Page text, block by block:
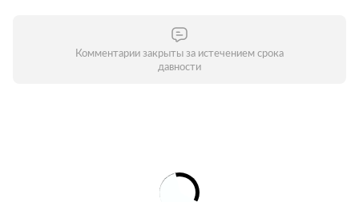
Комментарии закрыты за истечением срока
давности